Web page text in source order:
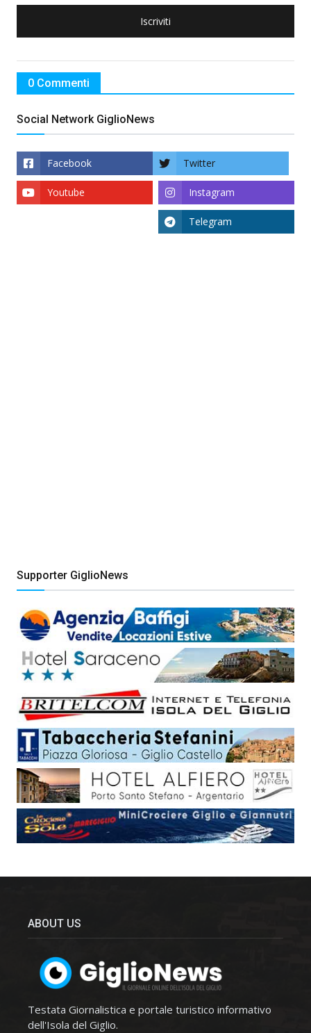
Iscriviti
0 Commenti
Social Network GiglioNews
Facebook Twitter
Instagram
Youtube
Telegram
Supporter GiglioNews
ABOUT US
Testata Giornalistica e portale turistico informativo
dell'Isola del Giglio.